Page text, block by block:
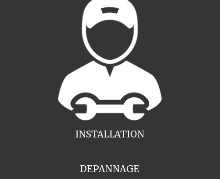
INSTALLATION
DEPANNAGE